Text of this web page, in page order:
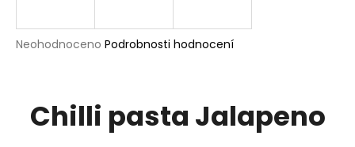
Průměrné
Neohodnoceno Podrobnosti hodnocení
Chilli pasta Jalapeno
j